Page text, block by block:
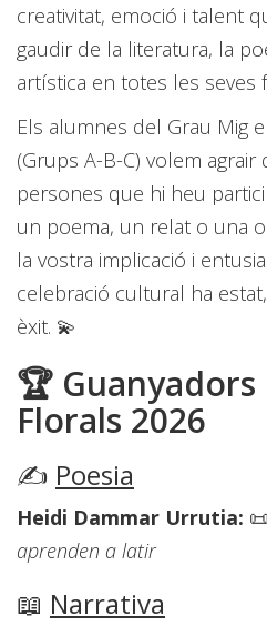
creativitat, emoció i talent
gaudir de la literatura, la
artística en totes les seves
Els alumnes del Grau Mig
(Grups A-B-C) volem
persones que hi heu
un poema, un relat o una
la vostra implicació i
celebració cultural ha
èxit. 💫
🏆 Guanyadors
Florals 2026
✍️ Poesia
Heidi Dammar Urrutia: 📜
aprenden a latir
📖 Narrativa